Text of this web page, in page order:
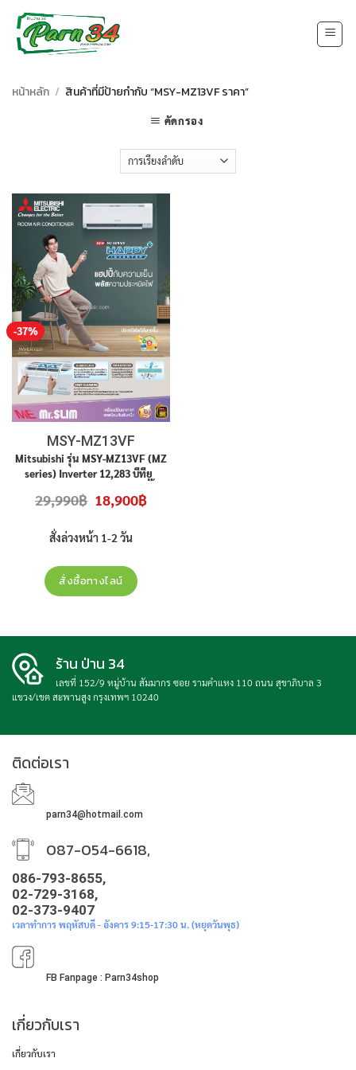
content
หน้าหลัก / สินค้าที่มีป้ายกำกับ “MSY-MZ13VF ราคา”
คัดกรอง
-37%
MSY-MZ13VF
Mitsubishi รุ่น MSY-MZ13VF (MZ
series) Inverter 12,283 บีทียู
29,990฿ Original
price
29,990฿.
18,900฿Current
price
สั่งล่วงหน้า 1-2 วัน
สั่งซื้อทางไลน์
ร้าน ป่าน 34
เลขที่ 152/9 หมู่บ้าน สัมมากร ซอย รามคำแหง 110 ถนน สุขาภิบาล 3
แขวง/เขต สะพานสูง กรุงเทพฯ 10240
ติดต่อเรา
parn34@hotmail.com
087-054-6618,
086-793-8655,
02-729-3168,
02-373-9407
เวลาทำการ พฤหัสบดี - อังคาร 9:15-17:30 น. (หยุดวันพุธ)
FB Fanpage : Parn34shop
เกี่ยวกับเรา
เกี่ยวกับเรา